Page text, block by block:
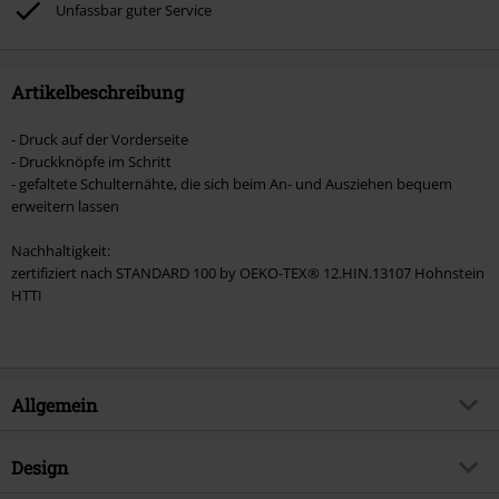
Artikel, die einen Spendenbeitrag beinhalten.
Unfassbar guter Service
Artikelbeschreibung
- Druck auf der Vorderseite
- Druckknöpfe im Schritt
- gefaltete Schulternähte, die sich beim An- und Ausziehen bequem
erweitern lassen
Nachhaltigkeit:
zertifiziert nach STANDARD 100 by OEKO-TEX® 12.HIN.13107 Hohnstein
HTTI
Allgemein
Artikelnummer:
Design